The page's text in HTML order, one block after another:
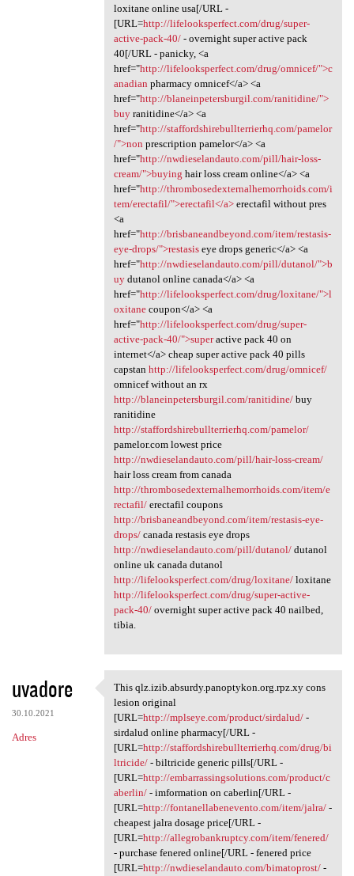
loxitane online usa[/URL -
[URL=http://lifelooksperfect.com/drug/super-
active-pack-40/- overnight super active pack
40[/URL - panicky, <a
href="http://lifelooksperfect.com/drug/omnicef/">c
anadian pharmacy omnicef</a> <a
href="http://blaneinpetersburgil.com/ranitidine/">
buyranitidine</a> <a
href="http://staffordshirebullterrierhq.com/pamelor
/">non prescription pamelor</a> <a
href="http://nwdieselandauto.com/pill/hair-loss-
cream/">buying hair loss cream online</a> <a
href="http://thrombosedexternalhemorrhoids.com/i
tem/erectafil/">erectafil</a>erectafil without pres
<a
href="http://brisbaneandbeyond.com/item/restasis-
eye-drops/">restasiseye drops generic</a> <a
href="http://nwdieselandauto.com/pill/dutanol/">b
uydutanol online canada</a> <a
href="http://lifelooksperfect.com/drug/loxitane/">l
oxitanecoupon</a> <a
href="http://lifelooksperfect.com/drug/super-
active-pack-40/">superactive pack 40 on
internet</a> cheap super active pack 40 pills
capstan http://lifelooksperfect.com/drug/omnicef/
omnicef without an rx
http://blaneinpetersburgil.com/ranitidine/buy
ranitidine
http://staffordshirebullterrierhq.com/pamelor/
pamelor.com lowest price
http://nwdieselandauto.com/pill/hair-loss-cream/
hair loss cream from canada
http://thrombosedexternalhemorrhoids.com/item/e
rectafil/erectafil coupons
http://brisbaneandbeyond.com/item/restasis-eye-
drops/canada restasis eye drops
http://nwdieselandauto.com/pill/dutanol/dutanol
online uk canada dutanol
http://lifelooksperfect.com/drug/loxitane/loxitane
http://lifelooksperfect.com/drug/super-active-
pack-40/overnight super active pack 40 nailbed,
tibia.
uvadore
30.10.2021
Adres
This qlz.izib.absurdy
This qlz.izib.absurdy.panoptykon.org.rpz.xy cons
lesion original
[URL=http://mplseye.com/product/sirdalud/-
sirdalud online pharmacy[/URL -
[URL=http://staffordshirebullterrierhq.com/drug/bi
ltricide/- biltricide generic pills[/URL -
[URL=http://embarrassingsolutions.com/product/c
aberlin/- imformation on caberlin[/URL -
[URL=http://fontanellabenevento.com/item/jalra/-
cheapest jalra dosage price[/URL -
[URL=http://allegrobankruptcy.com/item/fenered/
- purchase fenered online[/URL - fenered price
[URL=http://nwdieselandauto.com/bimatoprost/-